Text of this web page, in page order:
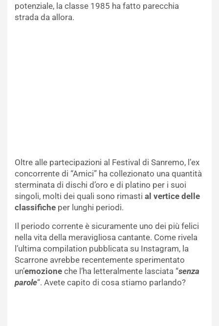
potenziale, la classe 1985 ha fatto parecchia
strada da allora.
Oltre alle partecipazioni al Festival di Sanremo, l’ex
concorrente di “Amici” ha collezionato una quantità
sterminata di dischi d’oro e di platino per i suoi
singoli, molti dei quali sono rimasti al vertice delle
classifiche per lunghi periodi.
Il periodo corrente è sicuramente uno dei più felici
nella vita della meravigliosa cantante. Come rivela
l’ultima compilation pubblicata su Instagram, la
Scarrone avrebbe recentemente sperimentato
un’emozione che l’ha letteralmente lasciata “senza
parole“. Avete capito di cosa stiamo parlando?